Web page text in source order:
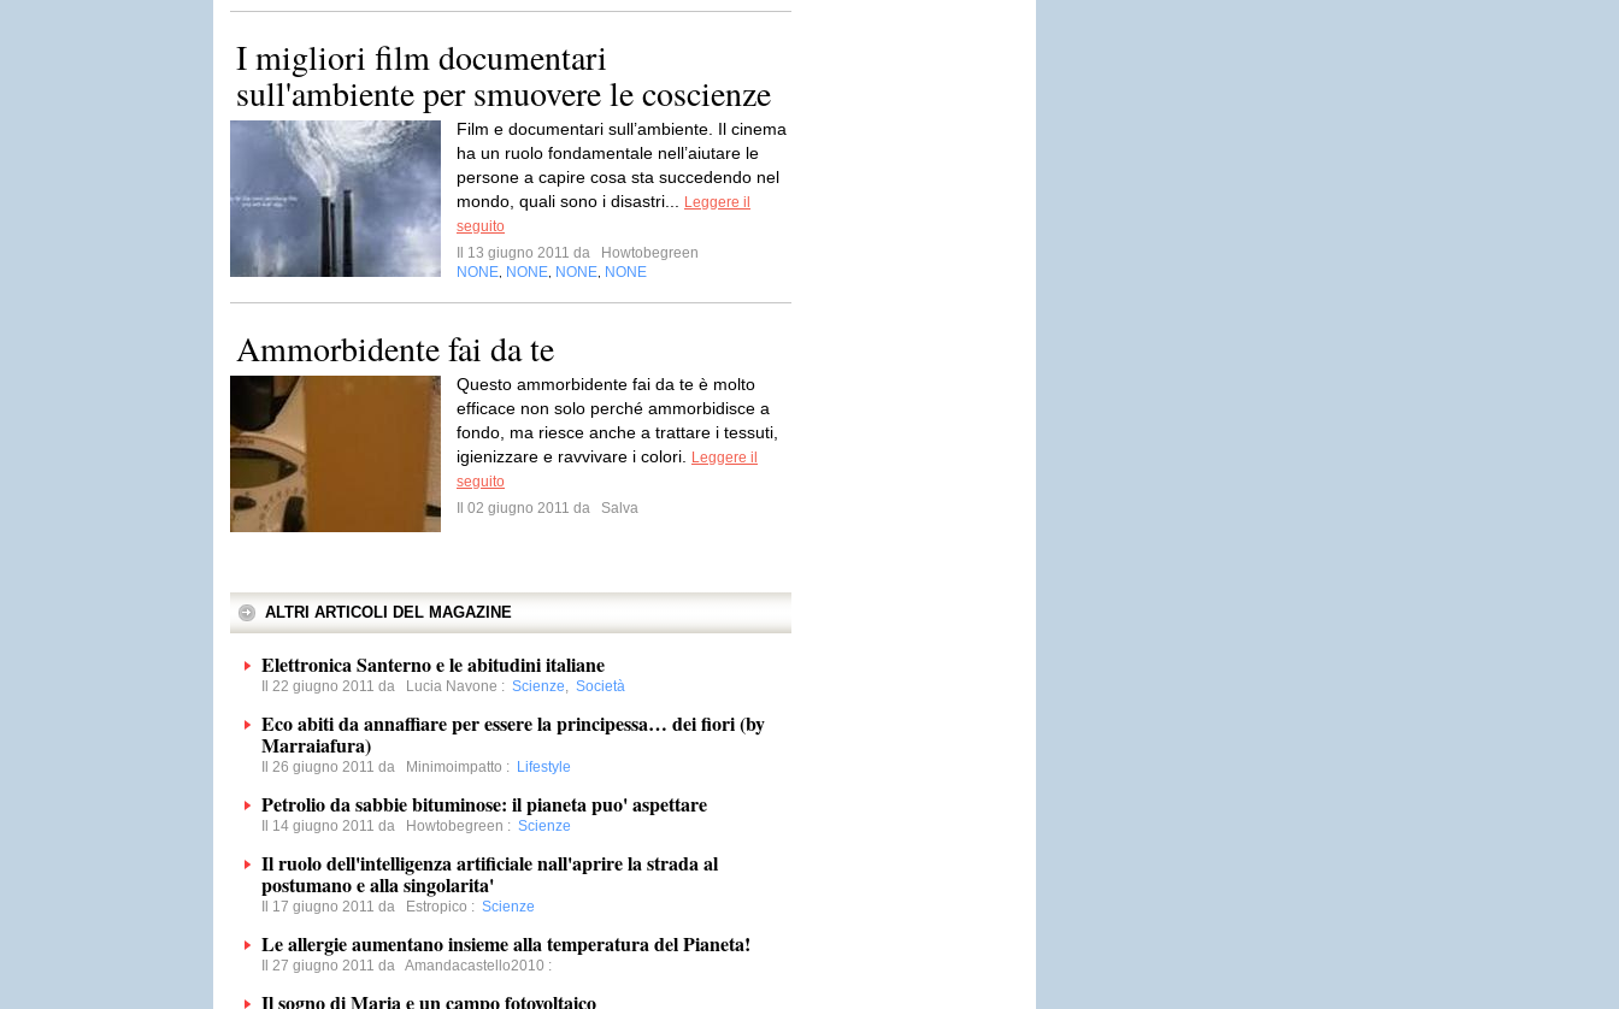
I migliori film documentari
sull'ambiente per smuovere le coscienze
Film e documentari sull’ambiente. Il cinema
ha un ruolo fondamentale nell’aiutare le
persone a capire cosa sta succedendo nel
mondo, quali sono i disastri...
Leggere il
seguito
Il 13 giugno 2011 da
Howtobegreen
NONE NONE NONE NONE
Ammorbidente fai da te
Questo ammorbidente fai da te è molto
efficace non solo perché ammorbidisce a
fondo, ma riesce anche a trattare i tessuti,
igienizzare e ravvivare i colori.
Leggere il
seguito
Il 02 giugno 2011 da
Salva
ALTRI ARTICOLI DEL MAGAZINE
Elettronica Santerno e le abitudini italiane
Il 22 giugno 2011 da Lucia Navone : Scienze, Società
Eco abiti da annaffiare per essere la principessa… dei fiori (by
Marraiafura)
Il 26 giugno 2011 da Minimoimpatto : Lifestyle
Petrolio da sabbie bituminose: il pianeta puo' aspettare
Il 14 giugno 2011 da Howtobegreen : Scienze
Il ruolo dell'intelligenza artificiale nall'aprire la strada al
postumano e alla singolarita'
Il 17 giugno 2011 da Estropico : Scienze
Le allergie aumentano insieme alla temperatura del Pianeta!
Il 27 giugno 2011 da Amandacastello2010 :
Il sogno di Maria e un campo fotovoltaico